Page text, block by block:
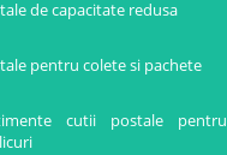
de capacitate redusa
pentru colete si pachete
cutii postale pentru